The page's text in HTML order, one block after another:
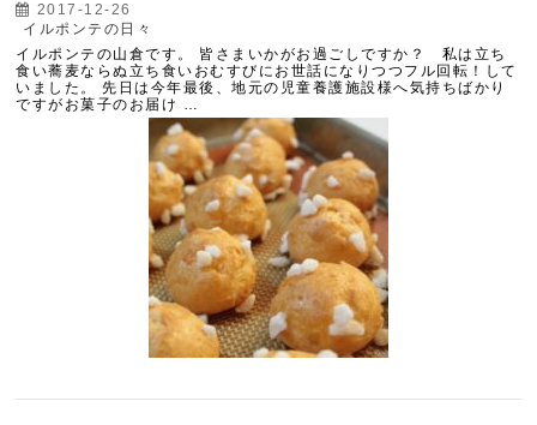
2017-12-26
イルポンテの日々
イルポンテの山倉です。 皆さまいかがお過ごしですか？ 私は立ち
食い蕎麦ならぬ立ち食いおむすびにお世話になりつつフル回転！して
いました。 先日は今年最後、地元の児童養護施設様へ気持ちばかり
ですがお菓子のお届け …